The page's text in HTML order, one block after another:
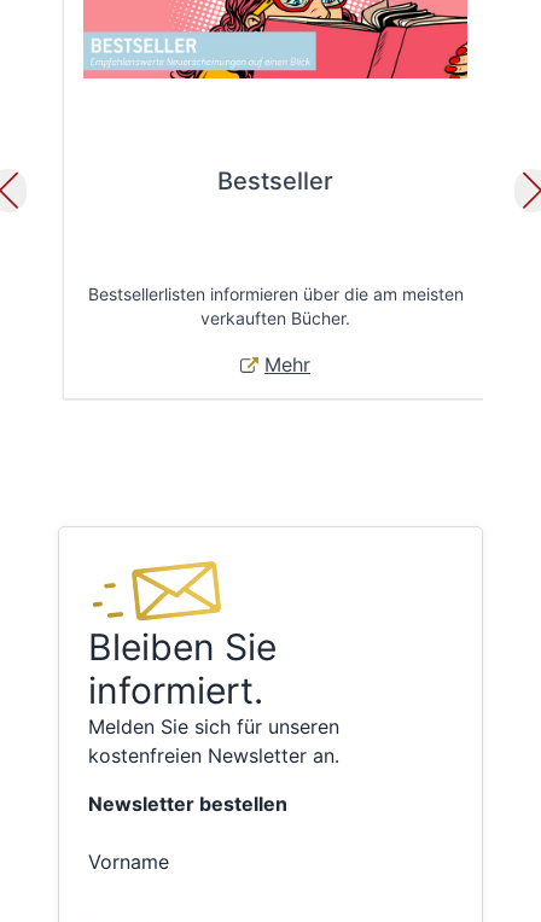
Bestseller
Bestsellerlisten informieren über die am meisten
verkauften Bücher.
Mehr
Bleiben Sie
informiert.
Melden Sie sich für unseren
kostenfreien Newsletter an.